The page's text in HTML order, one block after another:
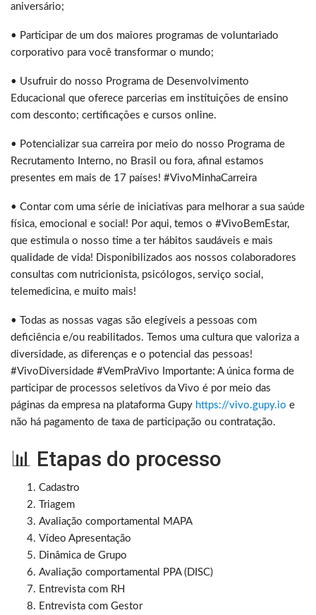
aniversário;
• Participar de um dos maiores programas de voluntariado
corporativo para você transformar o mundo;
• Usufruir do nosso Programa de Desenvolvimento
Educacional que oferece parcerias em instituições de ensino
com desconto; certificações e cursos online.
• Potencializar sua carreira por meio do nosso Programa de
Recrutamento Interno, no Brasil ou fora, afinal estamos
presentes em mais de 17 países! #VivoMinhaCarreira
• Contar com uma série de iniciativas para melhorar a sua saúde
física, emocional e social! Por aqui, temos o #VivoBemEstar,
que estimula o nosso time a ter hábitos saudáveis e mais
qualidade de vida! Disponibilizados aos nossos colaboradores
consultas com nutricionista, psicólogos, serviço social,
telemedicina, e muito mais!
• Todas as nossas vagas são elegíveis a pessoas com
deficiência e/ou reabilitados. Temos uma cultura que valoriza a
diversidade, as diferenças e o potencial das pessoas!
#VivoDiversidade #VemPraVivo Importante: A única forma de
participar de processos seletivos da Vivo é por meio das
páginas da empresa na plataforma Gupy https://vivo.gupy.io e
não há pagamento de taxa de participação ou contratação.
📊 Etapas do processo
Cadastro
Triagem
Avaliação comportamental MAPA
Vídeo Apresentação
Dinâmica de Grupo
Avaliação comportamental PPA (DISC)
Entrevista com RH
Entrevista com Gestor